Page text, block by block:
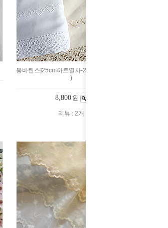
봉바란스]25cm하트열차-2color(1401904
)
8,800 원
리뷰 : 2개